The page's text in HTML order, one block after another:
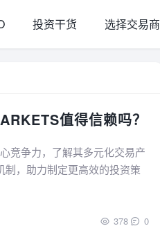
投资干货 选择交易商
值得信赖吗？
竞争力，了解其多元化交易产
，助力制定更高效的投资策
378 0